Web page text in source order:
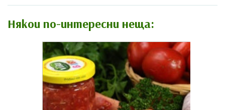
Някои по-интересни неща: